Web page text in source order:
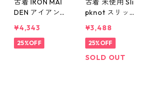
古着 IRON MAI
DEN アイアン
ドTシャツ プリ
ントTシャツ ブ
¥4,343
25%OFF
古着 未使用 Sli
pknot スリップ
シャツ バンT プ
リントTシャツ
ブラック 表
¥3,488
25%OFF
SOLD OUT